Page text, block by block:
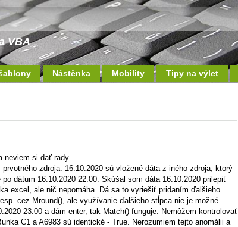
VBA
Nástěnka Mobility Tipy na výlet
neviem si dať rady.
zdroja. 16.10.2020 sú vložené dáta z iného zdroja, ktorý
dátum 16.10.2020 22:00. Skúšal som dáta 16.10.2020 prilepiť
excel, ale nič nepomáha. Dá sa to vyriešiť pridaním ďalšieho
cez Mround(), ale využívanie ďalšieho stĺpca nie je možné.
23:00 a dám enter, tak Match() funguje. Nemôžem kontrolovať
C1 a A6983 sú identické - True. Nerozumiem tejto anomálii a